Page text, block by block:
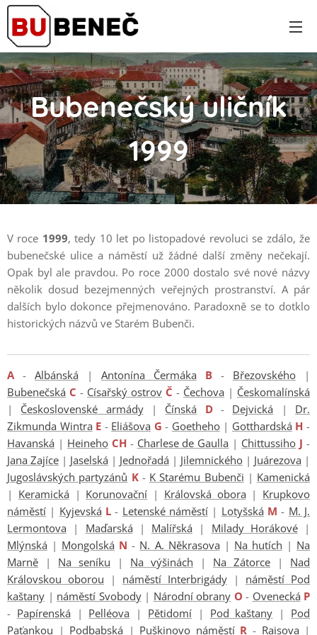
Bubenečský uličník
1999
V roce 1999, tedy 10 let po listopadové revoluci se zdálo, že
bubenečské ulice a náměstí už žádné další změny nečekají.
Opak byl ale pravdou. Po roce 2000 dostalo své nové názvy
několik dosud bezejmenných veřejných prostranství. A pár
dalších bylo dokonce přejmenováno. Paradoxně se to dotklo
historických názvů ve Starém Bubenči.
A- Albánská | Antonína Čermáka B - Březovského |
Bubenečská C - Císařský ostrov Č - Čechova | Českomalínská
| Československé armády| Čínská D- Dejvická | Dr.
Zikmunda Wintra E - Eliášova G - Goetheho| Gotthardská H -
Havanská | Heineho CH - Charlese de Gaulla | Chittussiho J -
Jana Zajíce | Jaselská | Jednořadá | Jilemnického | Juárezova |
Jugoslávských partyzánů K- K Starému Bubenči | Kamenická
| Keramická | Korunovační | Královská obora | Krupkovo
náměstí | Kyjevská L - Letenské náměstí | Lotyšská M - M. J.
Lermontova | Maďarská | Malířská | Milady Horákové|
Mlýnská | Mongolská N - N. A. Někrasova | Na hutích | Na
Marně | Na seníku | Na výšinách | Na Zátorce | Nad
Královskou oborou | náměstí Interbrigády | náměstí Pod
kaštany | náměstí Svobody| Národní obrany O - Ovenecká P
- Papírenská | Pelléova | Pětidomí | Pod kaštany | Pod
Paťankou | Podbabská | Puškinovo náměstí R - Raisova |